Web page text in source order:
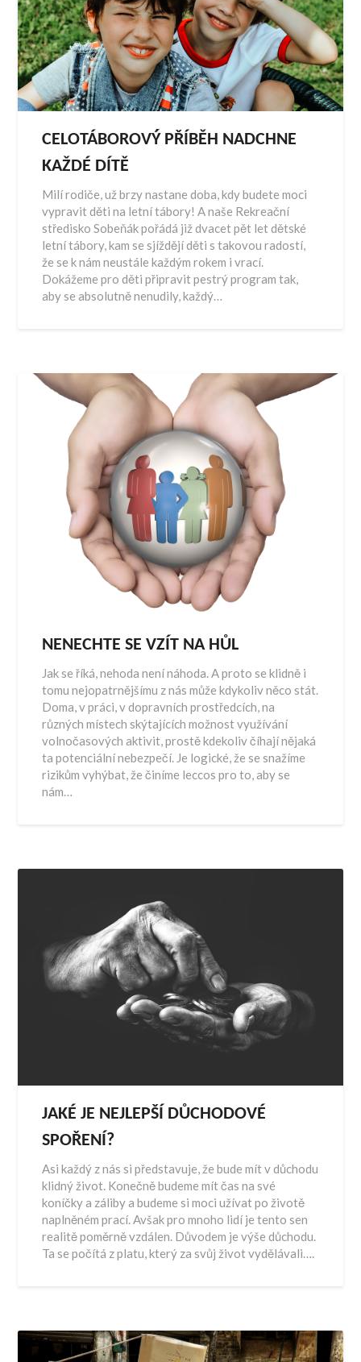
CELOTÁBOROVÝ PŘÍBĚH NADCHNE
KAŽDÉ DÍTĚ
Milí rodiče, už brzy nastane doba, kdy budete moci
vypravit děti na letní tábory! A naše Rekreační
středisko Sobeňák pořádá již dvacet pět let dětské
letní tábory, kam se sjíždějí děti s takovou radostí,
že se k nám neustále každým rokem i vrací.
Dokážeme pro děti připravit pestrý program tak,
aby se absolutně nenudily, každý…
NENECHTE SE VZÍT NA HŮL
Jak se říká, nehoda není náhoda. A proto se klidně i
tomu nejopatrnějšímu z nás může kdykoliv něco stát.
Doma, v práci, v dopravních prostředcích, na
různých místech skýtajících možnost využívání
volnočasových aktivit, prostě kdekoliv číhají nějaká
ta potenciální nebezpečí. Je logické, že se snažíme
rizikům vyhýbat, že činíme leccos pro to, aby se
nám…
JAKÉ JE NEJLEPŠÍ DŮCHODOVÉ
SPOŘENÍ?
Asi každý z nás si představuje, že bude mít v důchodu
klidný život. Konečně budeme mít čas na své
koníčky a záliby a budeme si moci užívat po životě
naplněném prací. Avšak pro mnoho lidí je tento sen
realitě poměrně vzdálen. Důvodem je výše důchodu.
Ta se počítá z platu, který za svůj život vydělávali….